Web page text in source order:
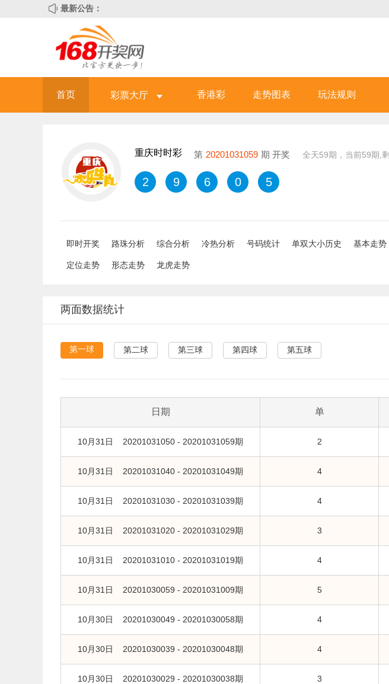
最新公告：
首页 彩票大厅 香港彩 走势图表 玩法规则
重庆时时彩 第 20201031059 期 开奖 全天59期，当前59期,剩
2 9 6 0 5
即时开奖 路珠分析 综合分析 冷热分析 号码统计 单双大小历史 基本走势
定位走势 形态走势 龙虎走势
两面数据统计
第一球 第二球 第三球 第四球 第五球
日期 单
10月31日 20201031050 - 20201031059期 2
10月31日 20201031040 - 20201031049期 4
10月31日 20201031030 - 20201031039期 4
10月31日 20201031020 - 20201031029期 3
10月31日 20201031010 - 20201031019期 4
10月31日 20201030059 - 20201031009期 5
10月30日 20201030049 - 20201030058期 4
10月30日 20201030039 - 20201030048期 4
10月30日 20201030029 - 20201030038期 3